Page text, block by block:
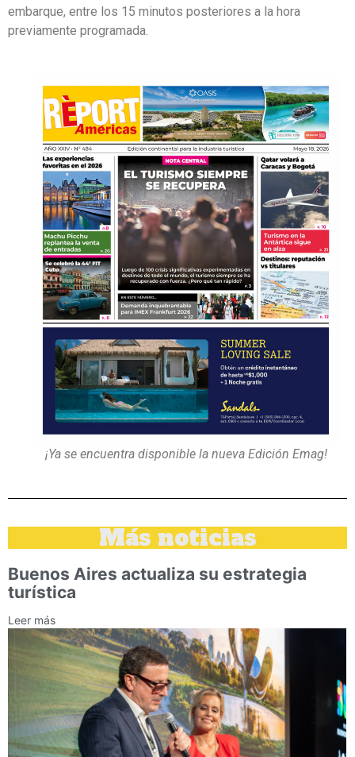
embarque, entre los 15 minutos posteriores a la hora
previamente programada.
¡Ya se encuentra disponible la nueva Edición Emag!
Más noticias
Buenos Aires actualiza su estrategia
turística
Leer más